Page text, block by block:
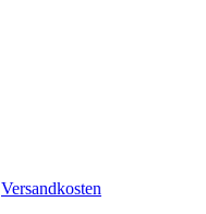
Versandkosten